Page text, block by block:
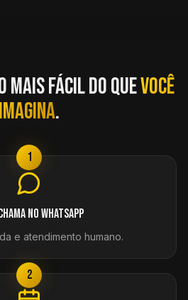
mais fácil do quevocê
imagina.
1
no WhatsApp
e atendimento humano.
2